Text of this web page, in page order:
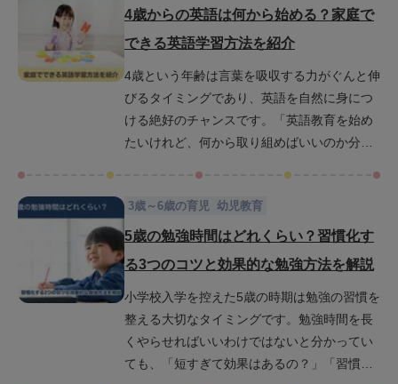
歳から英語学習を始めるのが遅くない理由を
て楽しく取り入れるための方法や習慣化のコ
ツについて紹介しているので、ぜひご家庭で
活用してみてください。
4歳からの英語は何から始める？家庭で
できる英語学習方法を紹介
4歳という年齢は言葉を吸収する力がぐんと伸
びるタイミングであり、英語を自然に身につ
ける絶好のチャンスです。「英語教育を始め
たいけれど、何から取り組めばいいのか分か
ゃるかもしれません。この記事では、4歳児の
発達段階に合わせた英語学習の始め方や無理
の習得法、英語フレーズの語りかけやかけ流
しのコツなどを詳しくご紹介します。英語学
習が親子の「楽しい時間」となるアイデアを
紹介するので、ぜひ最後までご覧ください。
3歳～6歳の育児 幼児教育
5歳の勉強時間はどれくらい？習慣化す
る3つのコツと効果的な勉強方法を解説
小学校入学を控えた5歳の時期は勉強の習慣を
整える大切なタイミングです。勉強時間を長
くやらせればいいわけではないと分かってい
ても、「短すぎて効果はあるの？」「習慣は